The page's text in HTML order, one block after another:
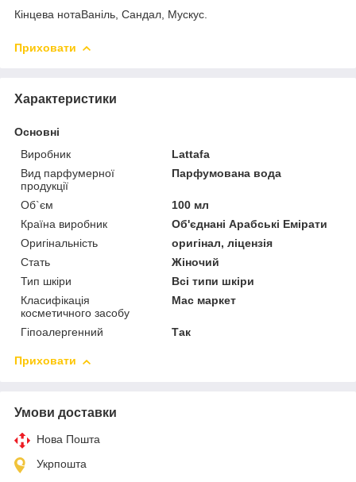
Кінцева нотаВаніль, Сандал, Мускус.
Приховати
Характеристики
Основні
Виробник
Lattafa
Вид парфумерної
продукції
Парфумована вода
Об`єм
100 мл
Країна виробник
Об'єднані Арабські Емірати
Оригінальність
оригінал, ліцензія
Стать
Жіночий
Тип шкіри
Всі типи шкіри
Класифікація
косметичного засобу
Мас маркет
Гіпоалергенний Так
Приховати
Умови доставки
Нова Пошта
Укрпошта